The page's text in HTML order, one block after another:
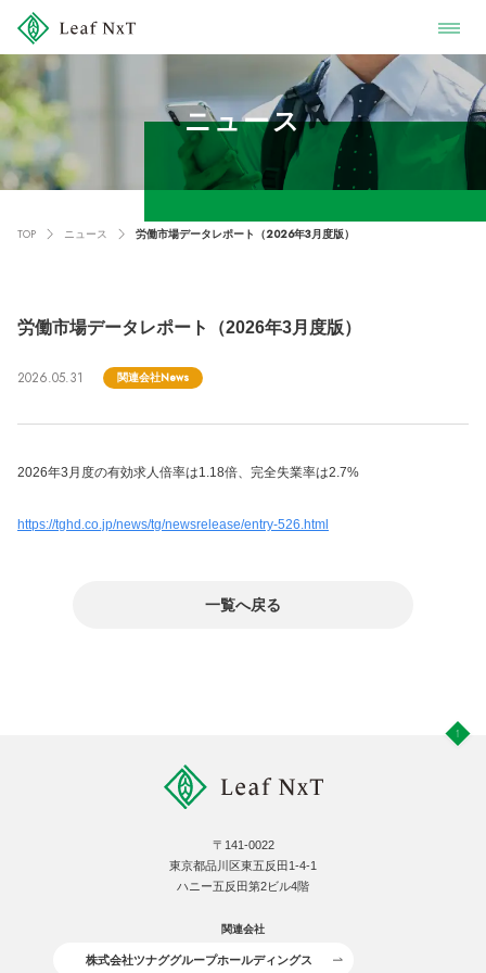
ニュース
TOP ニュース 労働市場データレポート（2026年3月度版）
労働市場データレポート（2026年3月度版）
2026.05.31 関連会社News
2026年3月度の有効求人倍率は1.18倍、完全失業率は2.7%
https://tghd.co.jp/news/tg/newsrelease/entry-526.html
一覧へ戻る
〒141-0022
東京都品川区東五反田1-4-1
ハニー五反田第2ビル4階
関連会社
株式会社ツナググループホールディングス